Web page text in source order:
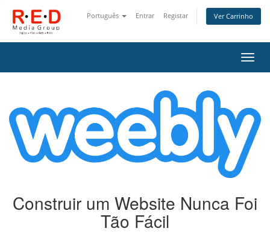
Português Entrar Registar Ver Carrinho
Construir um Website Nunca Foi
Tão Fácil